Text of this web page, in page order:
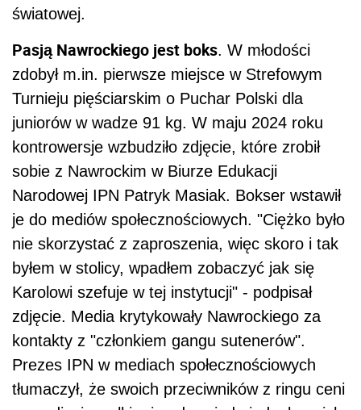
światowej.
Pasją Nawrockiego jest boks. W młodości
zdobył m.in. pierwsze miejsce w Strefowym
Turnieju pięściarskim o Puchar Polski dla
juniorów w wadze 91 kg. W maju 2024 roku
kontrowersje wzbudziło zdjęcie, które zrobił
sobie z Nawrockim w Biurze Edukacji
Narodowej IPN Patryk Masiak. Bokser wstawił
je do mediów społecznościowych. "Ciężko było
nie skorzystać z zaproszenia, więc skoro i tak
byłem w stolicy, wpadłem zobaczyć jak się
Karolowi szefuje w tej instytucji" - podpisał
zdjęcie. Media krytykowały Nawrockiego za
kontakty z "członkiem gangu sutenerów".
Prezes IPN w mediach społecznościowych
tłumaczył, że swoich przeciwników z ringu ceni